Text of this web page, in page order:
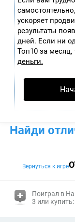
ускоряет
результаты
дней. Если ни
Топ10 за месяц,
деньги.
Найди
Вернуться к игре
Поиграл в
3 или